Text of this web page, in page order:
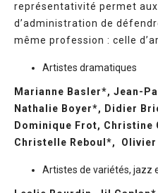
représentativité permet aux
d’administration de
même profession : celle
Artistes dramatiques
Marianne Basler*, Jean-
Nathalie Boyer*, Didier
Dominique Frot, Christine
Christelle Reboul*,
Artistes de variétés, jazz